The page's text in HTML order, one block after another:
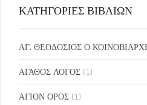
ΚΑΤΗΓΟΡΙΕΣ ΒΙΒΛΙΩΝ
ΑΓ. ΘΕΟΔΟΣΙΟΣ Ο
ΑΓΑΘΟΣ ΛΟΓΟΣ (1)
ΑΓΙΟΝ ΟΡΟΣ (1)